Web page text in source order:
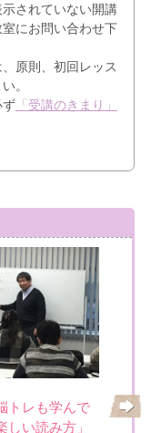
されていない開講
にお問い合わせ下
原則、初回レッス
。
ず「受講のきまり」
トレも学んで
しい読み方」
8/10